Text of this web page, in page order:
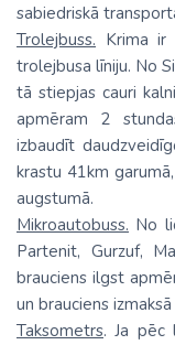
sabiedriskā
Trolejbuss. Krima ir
trolejbusa līniju. No
tā stiepjas cauri
apmēram 2
izbaudīt
krastu 41km
augstumā.
Mikroautobuss. No
Partenit, Gurzuf,
brauciens ilgst
un brauciens
Taksometrs. Ja pēc